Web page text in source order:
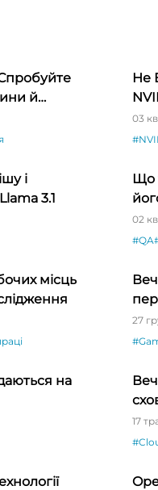
й
вражені»
Не
03
і
3.1
Що
QA-
02
#QA
місць
27
на
17